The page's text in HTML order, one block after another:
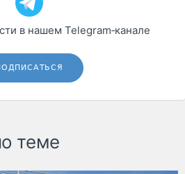
в нашем Telegram‑канале
теме